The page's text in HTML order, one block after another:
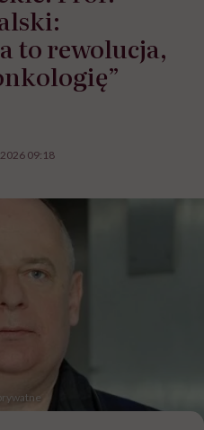
to rewolucja,
09:18